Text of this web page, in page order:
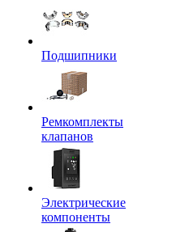
Подшипники
Ремкомплекты
клапанов
Электрические
компоненты